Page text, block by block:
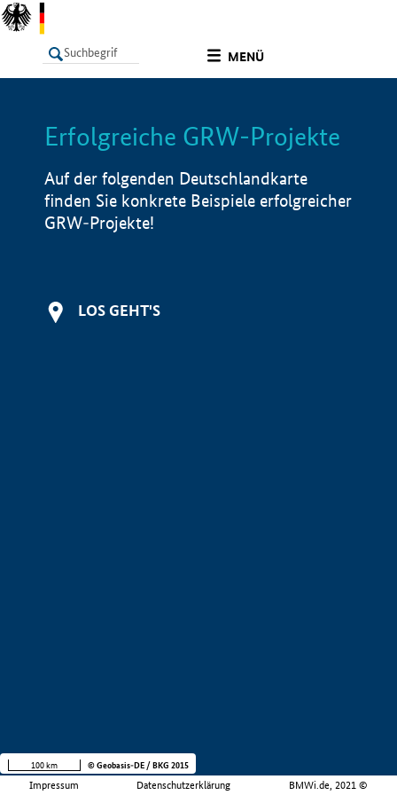
MENÜ
LISTE Info
Erfolgreiche GRW-Projekte
Auf der folgenden Deutschlandkarte
finden Sie konkrete Beispiele erfolgreicher
GRW-Projekte!
LOS GEHT'S
Impressum Datenschutzerklärung BMWi.de, 2021 ©
100 km © Geobasis-DE / BKG 2015